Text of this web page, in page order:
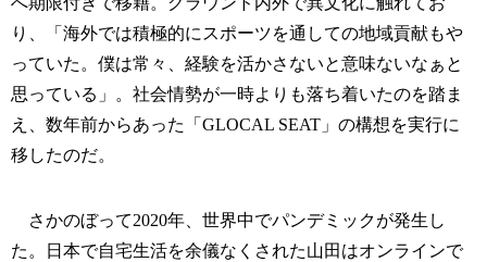
り、「海外では積極的にスポーツを通しての地域貢献もや
っていた。僕は常々、経験を活かさないと意味ないなぁと
思っている」。社会情勢が一時よりも落ち着いたのを踏ま
え、数年前からあった「GLOCAL SEAT」の構想を実行に
移したのだ。
さかのぼって2020年、世界中でパンデミックが発生し
た。日本で自宅生活を余儀なくされた山田はオンラインで